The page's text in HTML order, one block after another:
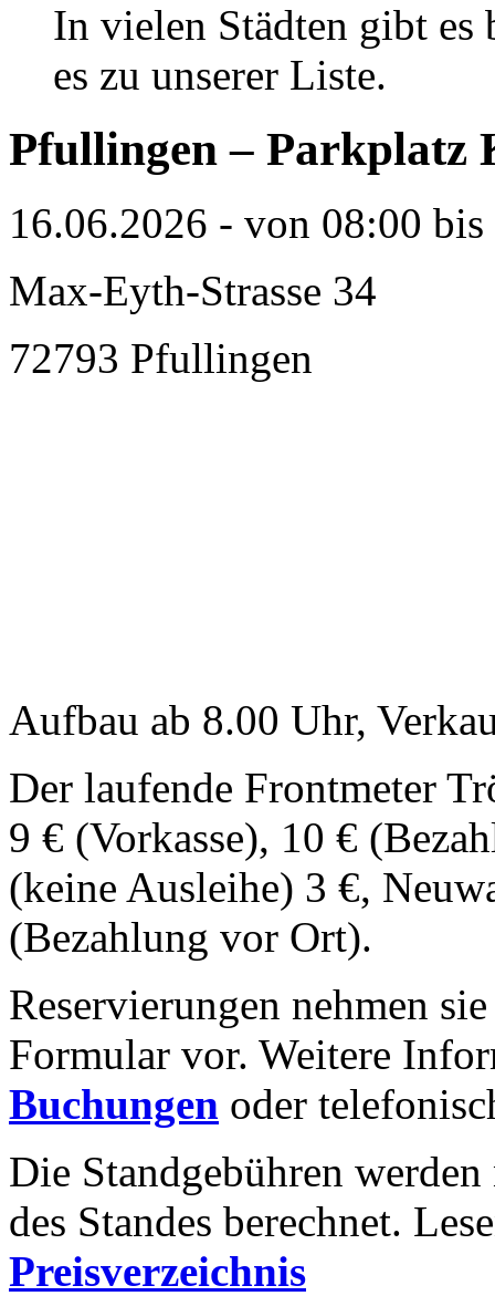
In vielen Städten gibt es
es zu unserer Liste.
Pfullingen – Parkplatz
16.06.2026 - von 08:00
Max-Eyth-Strasse 34
72793 Pfullingen
Aufbau ab 8.00 Uhr,
Der laufende Frontmeter
9 € (Vorkasse), 10 €
(keine Ausleihe) 3 €,
(Bezahlung vor Ort).
Reservierungen nehmen
Formular vor. Weitere
Buchungen oder
Die Standgebühren
des Standes berechnet.
Preisverzeichnis